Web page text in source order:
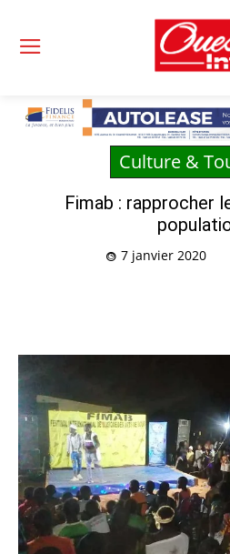
Culture &
Fimab : rapprocher
7 janvier 2020